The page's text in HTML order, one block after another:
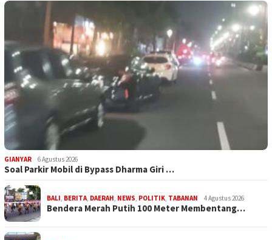
GIANYAR 6 Agustus 2026
Soal Parkir Mobil di Bypass Dharma Giri …
BALI, BERITA, DAERAH, NEWS, POLITIK, TABANAN 4 Agustus 2026
Bendera Merah Putih 100 Meter Membentang…